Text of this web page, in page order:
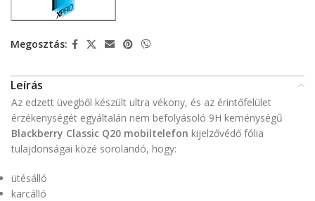
Megosztás:
Leírás
Az edzett üvegből készült ultra vékony, és az érintőfelület
érzékenységét egyáltalán nem befolyásoló 9H keménységű
Blackberry Classic Q20 mobiltelefon kijelzővédő fólia
tulajdonságai közé sorolandó, hogy:
ütésálló
karcálló